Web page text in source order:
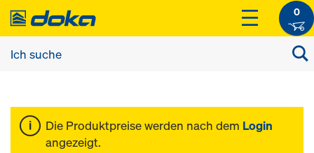
0
Die Produktpreise werden nach dem Login
angezeigt.